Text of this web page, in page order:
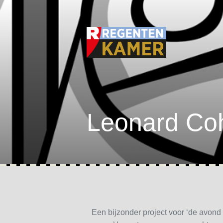
Leonard
Een bijzonder project voor ‘de